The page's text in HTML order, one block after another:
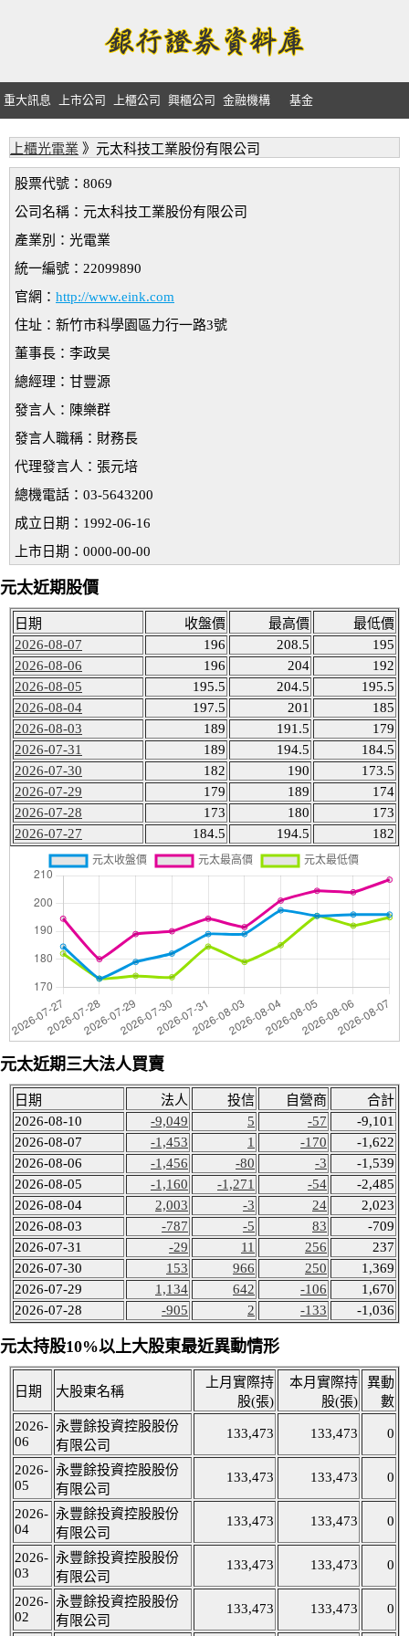
重大訊息 上市公司 上櫃公司 興櫃公司 金融機構 基金
上櫃光電業 》元太科技工業股份有限公司
股票代號：8069
公司名稱：元太科技工業股份有限公司
產業別：光電業
統一編號：22099890
官網： http://www.eink.com
住址：新竹市科學園區力行一路3號
董事長：李政昊
總經理：甘豐源
發言人：陳樂群
發言人職稱：財務長
代理發言人：張元培
總機電話：03-5643200
成立日期：1992-06-16
上市日期：0000-00-00
元太近期股價
日期 收盤價 最高價
最低價
2026-08-07
196 208.5
195
2026-08-06
196 204
192
2026-08-05
195.5 204.5
195.5
2026-08-04
197.5 201
185
2026-08-03
189 191.5
179
2026-07-31
189 194.5
184.5
2026-07-30
182 190
173.5
2026-07-29
179 189
174
2026-07-28
173 180
173
2026-07-27
184.5 194.5 182
元太近期三大法人買賣
日期 法人 投信 自營商
合計
2026-08-10
-9,049 5 -57
-9,101
2026-08-07
-1,453 1 -170
-1,622
2026-08-06
-1,456 -80 -3
-1,539
2026-08-05
-1,160 -1,271 -54
-2,485
2026-08-04
2,003 -3 24
2,023
2026-08-03
-787 -5 83
-709
2026-07-31
-29 11 256
237
2026-07-30
153 966 250
1,369
2026-07-29
1,134 642 -106
1,670
2026-07-28
-905 2 -133 -1,036
元太持股10%以上大股東最近異動情形
日期 大股東名稱
上月實際持
股(張)
本月實際持
股(張)
異動
數
2026-
06
永豐餘投資控股股份
有限公司
133,473 133,473 0
2026-
05
永豐餘投資控股股份
有限公司
133,473 133,473 0
2026-
04
永豐餘投資控股股份
有限公司
133,473 133,473 0
2026-
03
永豐餘投資控股股份
有限公司
133,473 133,473 0
2026-
02
永豐餘投資控股股份
有限公司
133,473 133,473 0